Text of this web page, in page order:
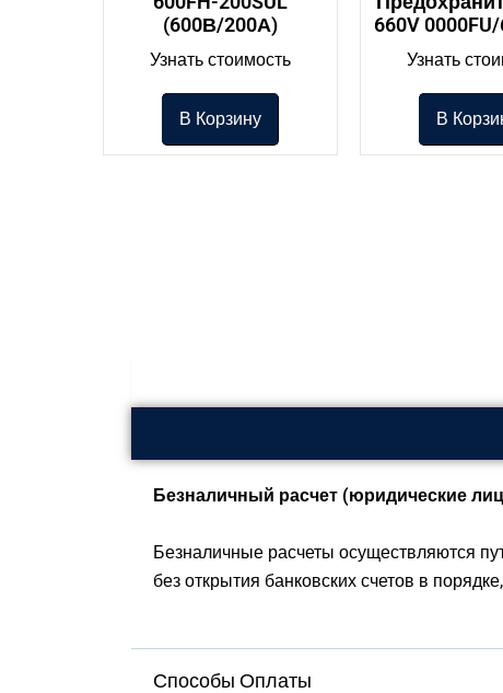
(600В/200А)
Узнать стоимость
В Корзину
660V 0000FU/
Узнать
В
Безналичный расчет (юридические
Безналичные расчеты осуществляются
без открытия банковских счетов в
Способы Оплаты